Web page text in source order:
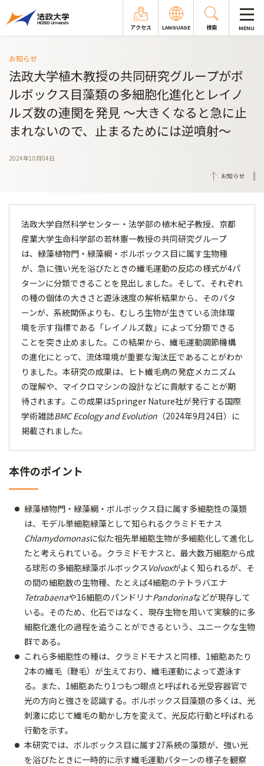
アクセス LANGUAGE 検索 MENU
お知らせ
法政大学植木教授の共同研究グループがボ
ルボックス目藻類の多細胞化進化とレイノ
ルズ数の連関を発見 ～大きくなると急に止
まれないので、止まるためには逆噴射～
2024年10月04日
お知らせ
法政大学自然科学センター・法学部の植木紀子教授、京都
産業大学生命科学部の若林憲一教授の共同研究グループ
は、緑藻植物門・緑藻綱・ボルボックス目に属す生物種
が、急に強い光を浴びたときの繊毛運動の反応の様式が4パ
ターンに分類できることを見出しました。そして、それぞれ
の種の個体の大きさと遊泳速度の解析結果から、そのパタ
ーンが、系統関係よりも、むしろ生物が生きている流体環
境を示す指標である「レイノルズ数」によって分類できる
ことを突き止めました。この結果から、繊毛運動調節機構
の進化にとって、流体環境が重要な淘汰圧であることがわか
りました。本研究の成果は、ヒト繊毛病の発症メカニズム
の理解や、マイクロマシンの設計などに貢献することが期
待されます。この成果はSpringer Nature社が発行する国際
学術雑誌BMC Ecology and Evolution （2024年9月24日）に
掲載されました。
本件のポイント
緑藻植物門・緑藻綱・ボルボックス目に属す多細胞性の藻類
は、モデル単細胞緑藻として知られるクラミドモナス
Chlamydomonasに似た祖先単細胞生物が多細胞化して進化し
たと考えられている。クラミドモナスと、最大数万細胞から成
る球形の多細胞緑藻ボルボックスVolvoxがよく知られるが、そ
の間の細胞数の生物種、たとえば4細胞のテトラバエナ
Tetrabaenaや16細胞のパンドリナPandorinaなどが現存して
いる。そのため、化石ではなく、現存生物を用いて実験的に多
細胞化進化の過程を追うことができるという、ユニークな生物
群である。
これら多細胞性の種は、クラミドモナスと同様、1細胞あたり
2本の繊毛（鞭毛）が生えており、繊毛運動によって遊泳す
る。また、1細胞あたり1つもつ眼点と呼ばれる光受容器官で
光の方向と強さを認識する。ボルボックス目藻類の多くは、光
刺激に応じて繊毛の動かし方を変えて、光反応行動と呼ばれる
行動を示す。
本研究では、ボルボックス目に属す27系統の藻類が、強い光
を浴びたときに一時的に示す繊毛運動パターンの様子を観察